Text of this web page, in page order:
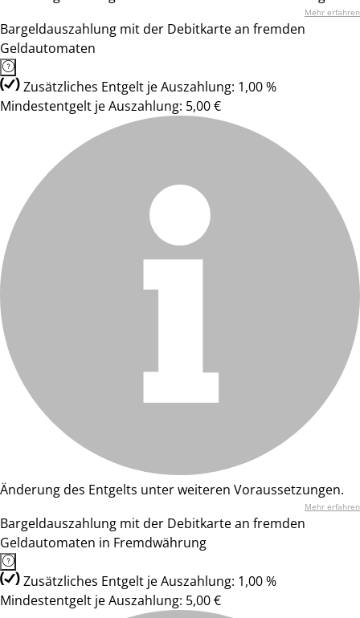
Mehr erfahren
Bargeldauszahlung mit der Debitkarte an fremden
Geldautomaten
Zusätzliches Entgelt je Auszahlung: 1,00 %
Mindestentgelt je Auszahlung: 5,00 €
Änderung des Entgelts unter weiteren Voraussetzungen.
Mehr erfahren
Bargeldauszahlung mit der Debitkarte an fremden
Geldautomaten in Fremdwährung
Zusätzliches Entgelt je Auszahlung: 1,00 %
Mindestentgelt je Auszahlung: 5,00 €